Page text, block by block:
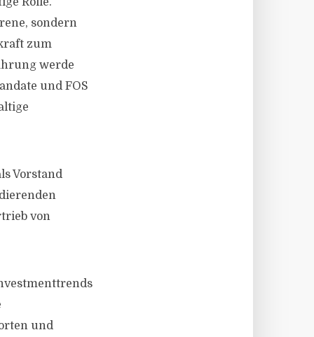
sondern
zum
werde
und FOS
Vorstand
von
und